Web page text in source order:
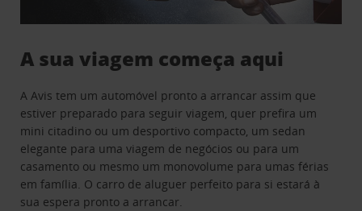
A sua viagem começa aqui
A Avis tem um automóvel pronto a arrancar assim que
estiver preparado para seguir viagem, quer prefira um
mini citadino ou um desportivo compacto, um sedan
elegante para uma viagem de negócios ou para um
casamento ou mesmo um monovolume para umas férias
em família. O carro de aluguer perfeito para si estará à
sua espera pronto a arrancar.